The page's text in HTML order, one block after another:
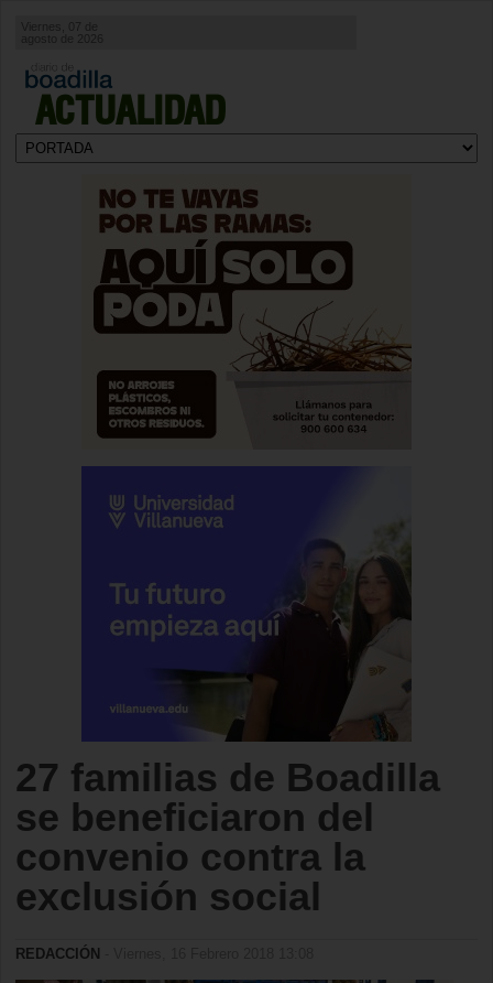
ACTUALIDAD
agosto de 2026
27 familias de Boadilla
se beneficiaron del
convenio contra la
exclusión social
REDACCIÓN